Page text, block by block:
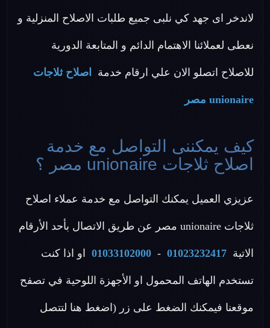
لاندخر اى جهد كي نلبى جميع طلبات الاصلاح المنزلية و
نعطى لعملائنا الاهتمام الدائم و المتابعة الدورية
للاصلاح اتصلو الان علي ارقام خدمة اصلاح ثلاجات
unionaire مصر
كيف يمكننى التواصل مع خدمة
اصلاح ثلاجات unionaire مصر ؟
عزيزي العميل يمكنك التواصل مع خدمة عملاء اصلاح
ثلاجات unionaire مصر عن طريق الاتصال بأحد الأرقام
الاتية 01023232417
-
01033102000 او اذا كنت
تستخدم الهاتف المحمول او الأجهزة اللوحية في تصفح
موقعنا فيمكنك الضغط على زر (اضغط هنا لتتصل